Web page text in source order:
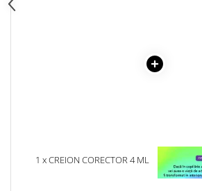
1 x CREION CORECTOR 4 ML
1 x